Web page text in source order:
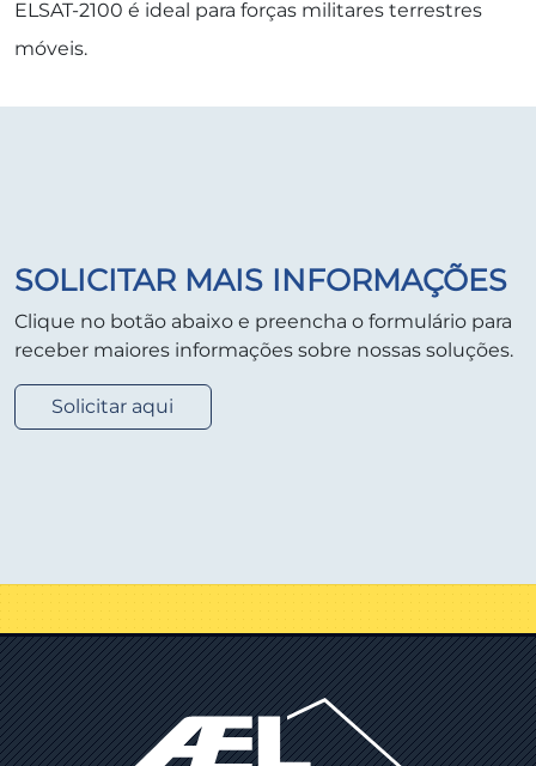
ELSAT-2100 é ideal para forças militares terrestres
móveis.
SOLICITAR MAIS INFORMAÇÕES
Clique no botão abaixo e preencha o formulário para
receber maiores informações sobre nossas soluções.
Solicitar aqui